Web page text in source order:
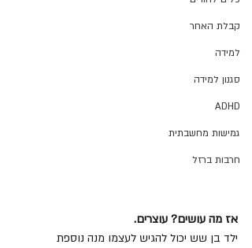
קבלת האחר
למידה
סגנון למידה
ADHD
גמישות מחשבתית
חרבות ברזל
אז מה עושים? עוצרים.
ילד בן שש יכול להגיש לעצמו מנה נוספת